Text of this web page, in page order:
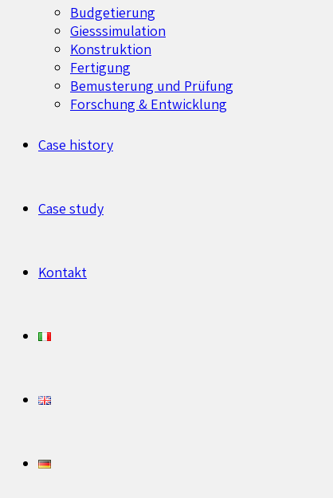
Budgetierung
Giesssimulation
Konstruktion
Fertigung
Bemusterung und Prüfung
Forschung & Entwicklung
Case history
Case study
Kontakt